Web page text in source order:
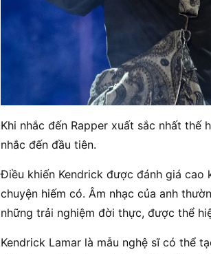
Khi nhắc đến Rapper xuất sắc nhất thế
nhắc đến đầu tiên.
Điều khiến Kendrick được đánh giá cao
chuyện hiếm có. Âm nhạc của anh
những trải nghiệm đời thực, được thể
Kendrick Lamar là mẫu nghệ sĩ có thể